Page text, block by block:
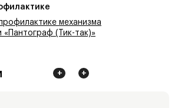
механизма
(Тик-так)»
+
+
+